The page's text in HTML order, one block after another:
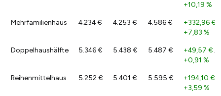
+10,19 %
Mehrfamilienhaus 4.234 € 4.253 € 4.586 € +332,96 €
+7,83 %
Doppelhaushälfte 5.346 € 5.438 € 5.487 € +49,57 € /
+0,91 %
Reihenmittelhaus 5.252 € 5.401 € 5.595 € +194,10 €
+3,59 %